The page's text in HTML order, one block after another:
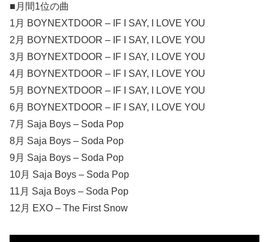
■月間1位の曲
1月 BOYNEXTDOOR – IF I SAY, I LOVE YOU
2月 BOYNEXTDOOR – IF I SAY, I LOVE YOU
3月 BOYNEXTDOOR – IF I SAY, I LOVE YOU
4月 BOYNEXTDOOR – IF I SAY, I LOVE YOU
5月 BOYNEXTDOOR – IF I SAY, I LOVE YOU
6月 BOYNEXTDOOR – IF I SAY, I LOVE YOU
7月 Saja Boys – Soda Pop
8月 Saja Boys – Soda Pop
9月 Saja Boys – Soda Pop
10月 Saja Boys – Soda Pop
11月 Saja Boys – Soda Pop
12月 EXO – The First Snow